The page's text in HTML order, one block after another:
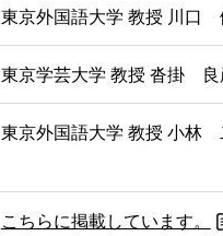
東京外国語大学 教授 川口
東京学芸大学 教授 沓掛 良
東京外国語大学 教授 小林
こちらに掲載しています。